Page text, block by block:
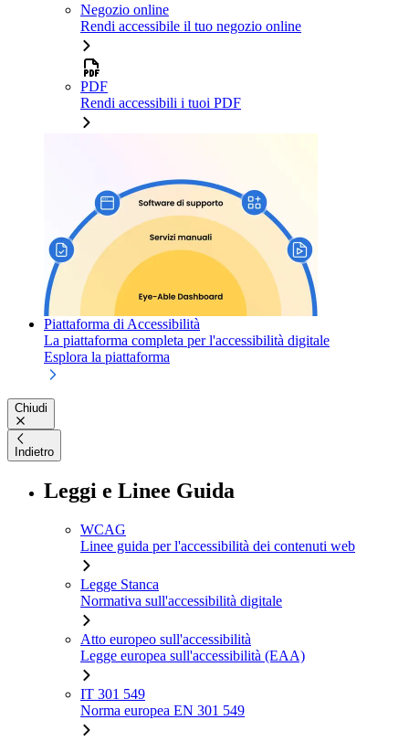
Negozio online
Rendi accessibile il tuo negozio online
PDF
Rendi accessibili i tuoi PDF
Piattaforma di Accessibilità
La piattaforma completa per l'accessibilità digitale
Esplora la piattaforma
Chiudi
Indietro
Leggi e Linee Guida
WCAG
Linee guida per l'accessibilità dei contenuti web
Legge Stanca
Normativa sull'accessibilità digitale
Atto europeo sull'accessibilità
Legge europea sull'accessibilità (EAA)
IT 301 549
Norma europea EN 301 549